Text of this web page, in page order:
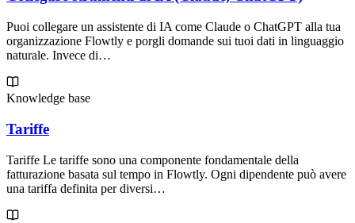
Puoi collegare un assistente di IA come Claude o ChatGPT alla tua
organizzazione Flowtly e porgli domande sui tuoi dati in linguaggio
naturale. Invece di…
Knowledge base
Tariffe
Tariffe Le tariffe sono una componente fondamentale della
fatturazione basata sul tempo in Flowtly. Ogni dipendente può avere
una tariffa definita per diversi…